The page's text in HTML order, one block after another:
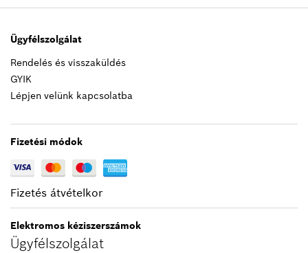
653,00 Ft*
Kosárba teszem
Ügyfélszolgálat
Rendelés és visszaküldés
GYIK
Lépjen velünk kapcsolatba
Fizetési módok
Fizetés átvételkor
Elektromos kéziszerszámok
Ügyfélszolgálat